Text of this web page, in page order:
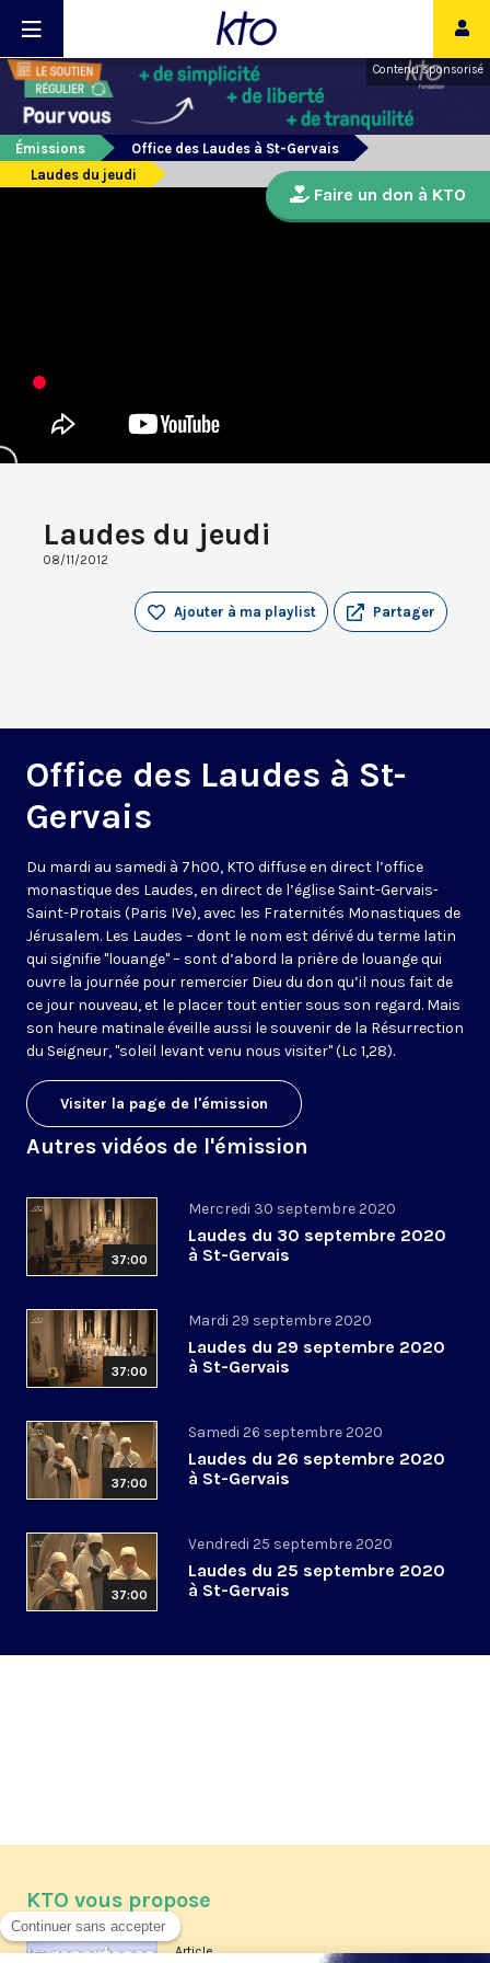
Contenu sponsorisé
Émissions
Office des Laudes à St-Gervais
Laudes du jeudi
Laudes du jeudi
08/11/2012
Partager
Ajouter à ma playlist
Office des Laudes à St-
Gervais
Du mardi au samedi à 7h00, KTO diffuse en direct l’office
monastique des Laudes, en direct de l’église Saint-Gervais-
Saint-Protais (Paris IVe), avec les Fraternités Monastiques de
Jérusalem. Les Laudes – dont le nom est dérivé du terme latin
qui signifie "louange" – sont d’abord la prière de louange qui
ouvre la journée pour remercier Dieu du don qu’il nous fait de
ce jour nouveau, et le placer tout entier sous son regard. Mais
son heure matinale éveille aussi le souvenir de la Résurrection
du Seigneur, "soleil levant venu nous visiter" (Lc 1,28).
Visiter la page de l'émission
Autres vidéos de l'émission
37:00
Mercredi 30 septembre 2020
Laudes du 30 septembre 2020
à St-Gervais
37:00
Mardi 29 septembre 2020
Laudes du 29 septembre 2020
à St-Gervais
37:00
Samedi 26 septembre 2020
Laudes du 26 septembre 2020
à St-Gervais
37:00
Vendredi 25 septembre 2020
Laudes du 25 septembre 2020
à St-Gervais
Faire un don à KTO
KTO vous propose
Article